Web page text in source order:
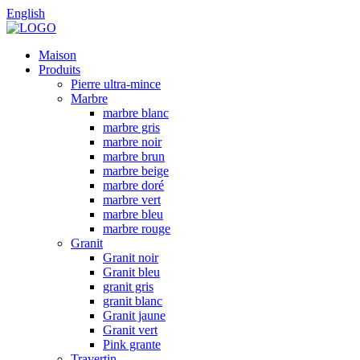
English
Maison
Produits
Pierre ultra-mince
Marbre
marbre blanc
marbre gris
marbre noir
marbre brun
marbre beige
marbre doré
marbre vert
marbre bleu
marbre rouge
Granit
Granit noir
Granit bleu
granit gris
granit blanc
Granit jaune
Granit vert
Pink grante